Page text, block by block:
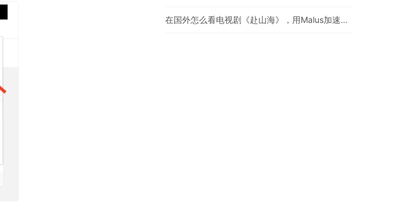
在国外怎么看电视剧《赴山海》，用Malus加速器一键解锁地区限制